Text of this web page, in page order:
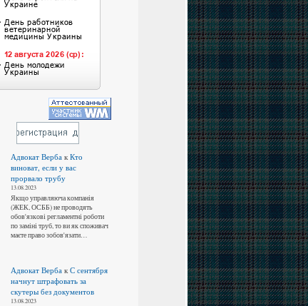
Адвокат ВербакКто
виноват, если у вас
прорвало трубу
13.08.2023
Якщо управляюча компанія
(ЖЕК, ОСББ) не проводять
обов'язкові регламентні роботи
по заміні труб, то ви як споживач
маєте право зобов'язати…
Адвокат Вербак С сентября
начнут штрафовать за
скутеры без документов
13.08.2023